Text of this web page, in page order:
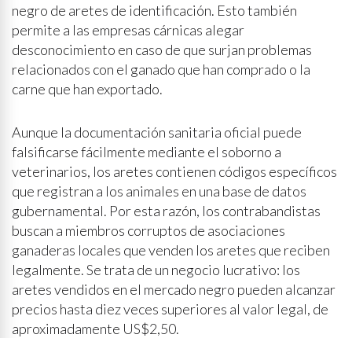
negro de aretes de identificación. Esto también
permite a las empresas cárnicas alegar
desconocimiento en caso de que surjan problemas
relacionados con el ganado que han comprado o la
carne que han exportado.
Aunque la documentación sanitaria oficial puede
falsificarse fácilmente mediante el soborno a
veterinarios, los aretes contienen códigos específicos
que registran a los animales en una base de datos
gubernamental. Por esta razón, los contrabandistas
buscan a miembros corruptos de asociaciones
ganaderas locales que venden los aretes que reciben
legalmente. Se trata de un negocio lucrativo: los
aretes vendidos en el mercado negro pueden alcanzar
precios hasta diez veces superiores al valor legal, de
aproximadamente US$2,50.